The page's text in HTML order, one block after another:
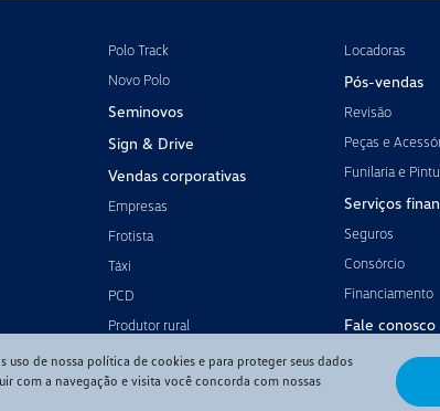
Polo Track
Novo Polo
Seminovos
Sign & Drive
Vendas corporativas
Empresas
Frotista
Táxi
PCD
Produtor rural
Locadoras
Pós-vendas
Revisão
Peças e
Funilaria e
Serviços
Seguros
Consórcio
Financiamento
Fale conosco
uso de nossa política de cookies e para proteger seus dados
com a navegação e visita você concorda com nossas